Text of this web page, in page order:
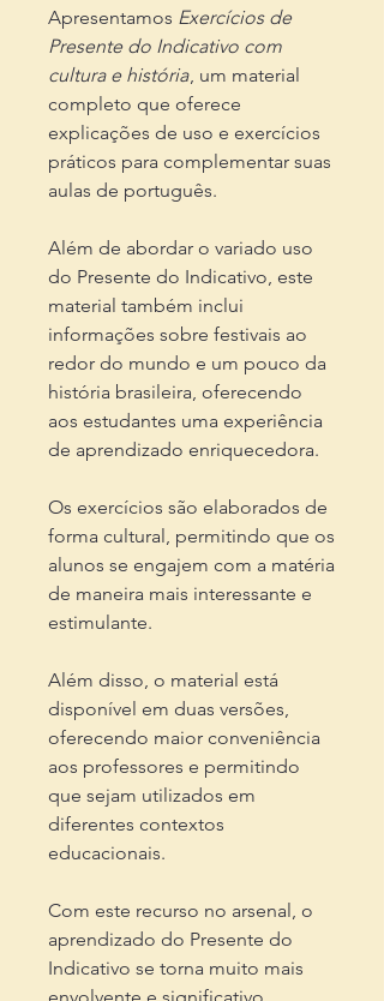
Apresentamos Exercícios de
Presente do Indicativo com
cultura e história, um material
completo que oferece
explicações de uso e exercícios
práticos para complementar suas
aulas de português.
Além de abordar o variado uso
do Presente do Indicativo, este
material também inclui
informações sobre festivais ao
redor do mundo e um pouco da
história brasileira, oferecendo
aos estudantes uma experiência
de aprendizado enriquecedora.
Os exercícios são elaborados de
forma cultural, permitindo que os
alunos se engajem com a matéria
de maneira mais interessante e
estimulante.
Além disso, o material está
disponível em duas versões,
oferecendo maior conveniência
aos professores e permitindo
que sejam utilizados em
diferentes contextos
educacionais.
Com este recurso no arsenal, o
aprendizado do Presente do
Indicativo se torna muito mais